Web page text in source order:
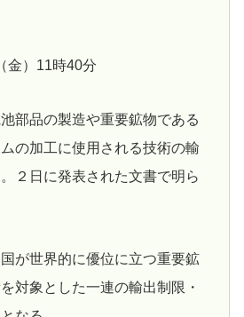
金）11時40分
部品の製造や重要鉱物である
の加工に使用される技術の輸
２日に発表された文書で明ら
が世界的に優位に立つ重要鉱
対象とした一連の輸出制限・